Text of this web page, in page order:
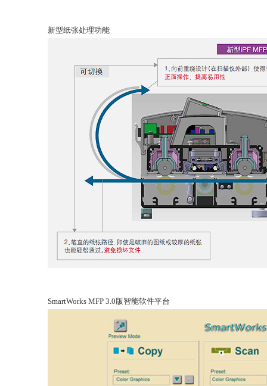
新型纸张处理功能
SmartWorks MFP 3.0版智能软件平台